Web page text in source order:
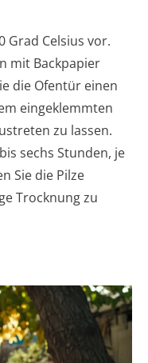
Grad Celsius vor.
mit Backpapier
die Ofentür einen
eingeklemmten
zu lassen.
sechs Stunden, je
Sie die Pilze
Trocknung zu